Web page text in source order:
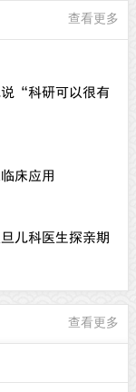
查看更多
说“科研可以很有
床应用
儿科医生探亲期
查看更多